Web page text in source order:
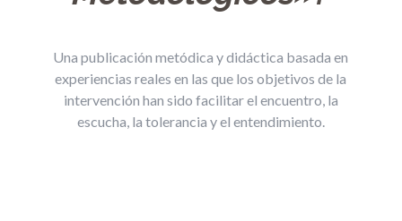
Una publicación metódica y didáctica basada en
experiencias reales en las que los objetivos de la
intervención han sido facilitar el encuentro, la
escucha, la tolerancia y el entendimiento.